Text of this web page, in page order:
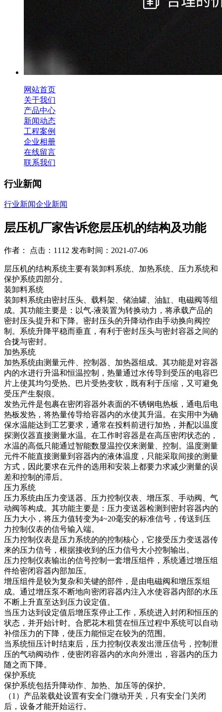
网站首页
关于我们
产品中心
新闻动态
工程案例
企业相册
在线留言
联系我们
行业新闻
行业新闻企业新闻
层压机厂家告诉您层压机的结构及功能
作者： 点击：1112 发布时间：2021-07-06
层压机的结构系统主要有装卸料系统、加热系统、压力系统和
保护系统四部分。
装卸料系统
装卸料系统由密封压头、载料架、储油罐、油缸、电磁阀等组
成。其功能主要是：以气-液装置为转换动力，将承载产品的
密封压头提升和下降。密封压头的升降动作由手动换向阀控
制。系统升降平稳而垂直，有利于密封压头与密封容器之间的
合拢与密封。
加热系统
加热系统由测量元件、控制器、加热器组成。其功能是对容器
内的水进行升温和恒温控制，热量通过水传导到受压的电容巴
片上使其均匀受热。巴片受热变软，既有利于压缩，又可避免
受压产生裂痕。
发热元件是包裹在密闭容器外表面的不锈钢电热板，通电后电
热板发热，将热量传导给容器内的水使其升温。在实用中为确
保水温能达到工艺要求，通常在投料前进行加热，并配以温度
探测仪器直接测量水温。在工作时容器是在高压密闭状态的，
水温的高低只能通过智能数显温控仪来测量、控制。温度测量
元件不能直接测量到容器内的液体温度，只能采取间接的测量
方式，因此要求在元件的选用和安装上都要力求减少测量的误
差和控制的滞后。
压力系统
压力系统由压力变送器、压力控制仪表、增压泵、手动阀、气
动阀等构成。其功能主要是：压力变送器检测到密封容器内的
压力大小，将压力值转变为4~20毫安的标准信号，传送到压
力控制仪表的信号输入端。
压力控制仪表是压力系统的的控制核心，它接受压力变送器传
来的压力信号，根据接收到的压力信号大小控制输出。
压力控制仪表输出的信号控制一套增压组件，系统通过增压组
件给密闭容器内部加压。
增压组件是较为复杂和关键的部件，是由电磁阀和增压泵组
成。通过增压泵不断地向密闭容器内注入水使容器内部的水压
不断上升直至达到压力设定值。
当压力达到设定值后增压泵停止工作，系统进入封闭和恒压的
状态，并开始计时。合肥花木租赁在恒压过程中系统可以自动
补偿压力的下降，使压力能恒定在较为的范围。
当系统恒压计时结束后，压力控制仪表发出泄压信号，控制泄
压的气动阀动作，使密闭容器内的水向外泄出，容器内的压力
随之而下降。
保护系统
保护系统包括升降动作、加热、加压等的保护。
（1）产品装载处设置有安全门微动开关，只有安全门关闭
后，设备才能开始运行。